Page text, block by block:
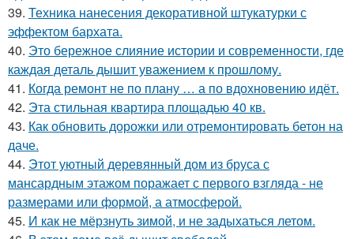
39. Техника нанесения декоративной штукатурки с
эффектом бархата.
40. Это бережное слияние истории и современности, где
каждая деталь дышит уважением к прошлому.
41. Когда ремонт не по плану … а по вдохновению идёт.
42. Эта стильная квартира площадью 40 кв.
43. Как обновить дорожки или отремонтировать бетон на
даче.
44. Этот уютный деревянный дом из бруса с
мансардным этажом поражает с первого взгляда - не
размерами или формой, а атмосферой.
45. И как не мёрзнуть зимой, и не задыхаться летом.